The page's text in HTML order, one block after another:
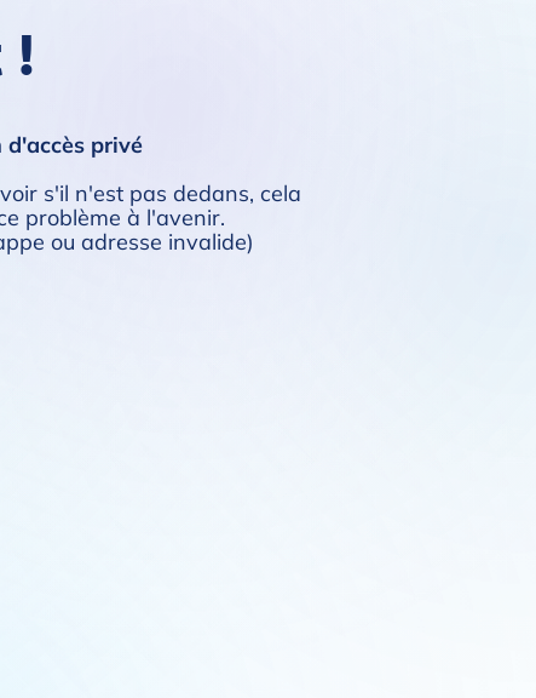
!
privé
s'il n'est pas dedans, cela
problème à l'avenir.
ou adresse invalide)